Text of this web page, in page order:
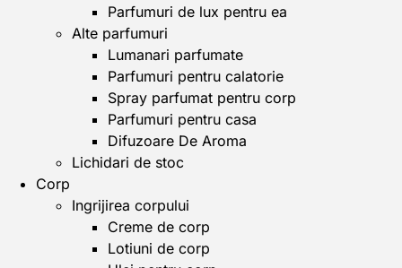
Parfumuri de lux pentru ea
Alte parfumuri
Lumanari parfumate
Parfumuri pentru calatorie
Spray parfumat pentru corp
Parfumuri pentru casa
Difuzoare De Aroma
Lichidari de stoc
Corp
Ingrijirea corpului
Creme de corp
Lotiuni de corp